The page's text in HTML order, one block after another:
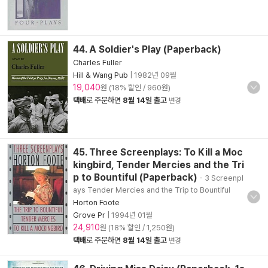
44. A Soldier's Play (Paperback)
Charles Fuller
Hill & Wang Pub
1982년 09월
19,040원 (18% 할인 / 960원)
택배로 주문하면 8월 14일 출고 변경
45. Three Screenplays: To Kill a Moc
kingbird, Tender Mercies and the Tri
p to Bountiful (Paperback) - 3 Screenpl
ays Tender Mercies and the Trip to Bountiful
Horton Foote
Grove Pr
1994년 01월
24,910원 (18% 할인 / 1,250원)
택배로 주문하면 8월 14일 출고 변경